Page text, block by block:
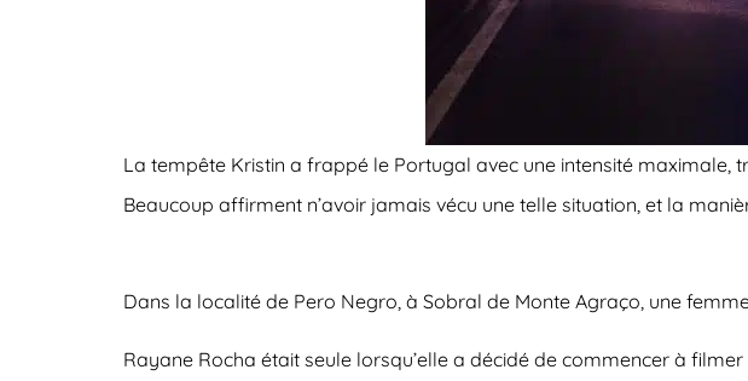
La tempête Kristin a frappé le Portugal avec une intensité
Beaucoup affirment n’avoir jamais vécu une telle situation, et la
Dans la localité de Pero Negro, à Sobral de Monte Agraço, une
Rayane Rocha était seule lorsqu’elle a décidé de commencer à